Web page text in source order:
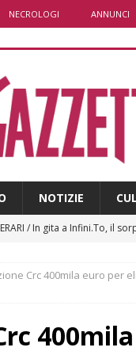
NECROLOGI ANNUNCI
NOTIZIE
/ In gita a Infini.To, il
a Valdieri, trasferiti per
di Asti, Andrea Calamassi
Crc 400mila euro per